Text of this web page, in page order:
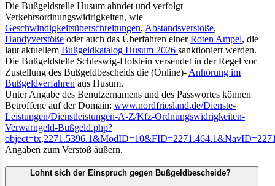
Die Bußgeldstelle Husum ahndet und verfolgt
Verkehrsordnungswidrigkeiten, wie
Geschwindigkeitsüberschreitungen, Abstandsverstöße,
Handyverstöße oder auch das Überfahren einerRoten Ampel, die
laut aktuellem Bußgeldkatalog Husum 2026 sanktioniert werden.
Die Bußgeldstelle Schleswig-Holstein versendet in der Regel vor
Zustellung des Bußgeldbescheids die (Online)- Anhörung im
Bußgeldverfahren aus Husum.
Unter Angabe des Benutzernamens und des Passwortes können
Betroffene auf der Domain: www.nordfriesland.de/Dienste-
Leistungen/Dienstleistungen-A-Z/Kfz-Ordnungswidrigkeiten-
Verwarngeld-Bußgeld.php?
Angaben zum Verstoß äußern.
Lohnt sich der Einspruch gegen Bußgeldbescheide?